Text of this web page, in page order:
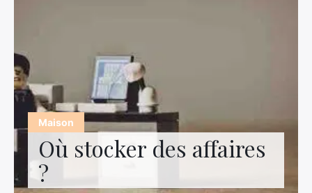
Maison
Où stocker des affaires
?
Entreprise
Finance
Hightech
Immobilier
Loisirs